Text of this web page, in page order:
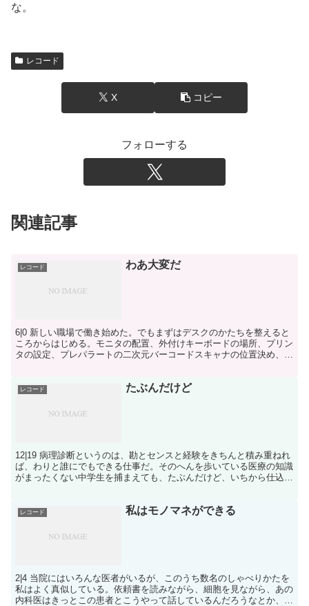
な。
レコード
X コピー
フォローする
関連記事
レコード わあ大変だ
6|0 新しい職場で働き始めた。でもまずはデスクのかたちを整えると
ころからはじめる。モニタの配置、外付けキーボードの場所、プリン
タの設定、プレパラートの二次元バーコードスキャナの位置決め、ID
レコード たぶんだけど
12|19 病理診断というのは、勘とセンスと経験をきちんと積み重ねれ
ば、わりと誰にでもできる仕事だ。そのへんを歩いている医療の知識
がまったくない中学生を捕まえても、たぶんだけど、いちから仕込め
レコード 私はモノマネができる
2|4 当院にはいろんな医者がいるが、このうち数名のしゃべりかたを
私はよく真似している。依頼書を読みながら、細胞を見ながら、あの
内科医はきっとこの患者とこうやって話しているんだろうなとか、あ